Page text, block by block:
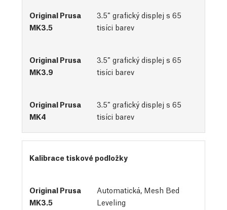
3.5″ grafický displej s 65
tisíci barev
3.5″ grafický displej s 65
tisíci barev
3.5″ grafický displej s 65
tisíci barev
Kalibrace tiskové podložky
Automatická, Mesh Bed
Leveling